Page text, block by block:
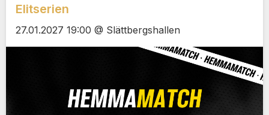
Elitserien
27.01.2027 19:00 @ Slättbergshallen